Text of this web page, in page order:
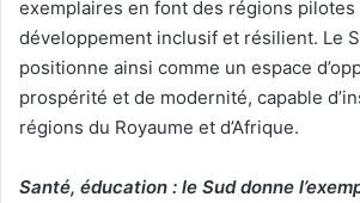
exemplaires en font des régions pilotes
développement inclusif et résilient. Le
positionne ainsi comme un espace
prospérité et de modernité, capable
régions du Royaume et d’Afrique.
Santé, éducation : le Sud donne